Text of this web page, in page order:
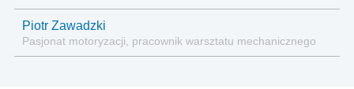
Piotr Zawadzki
Pasjonat motoryzacji, pracownik warsztatu mechanicznego